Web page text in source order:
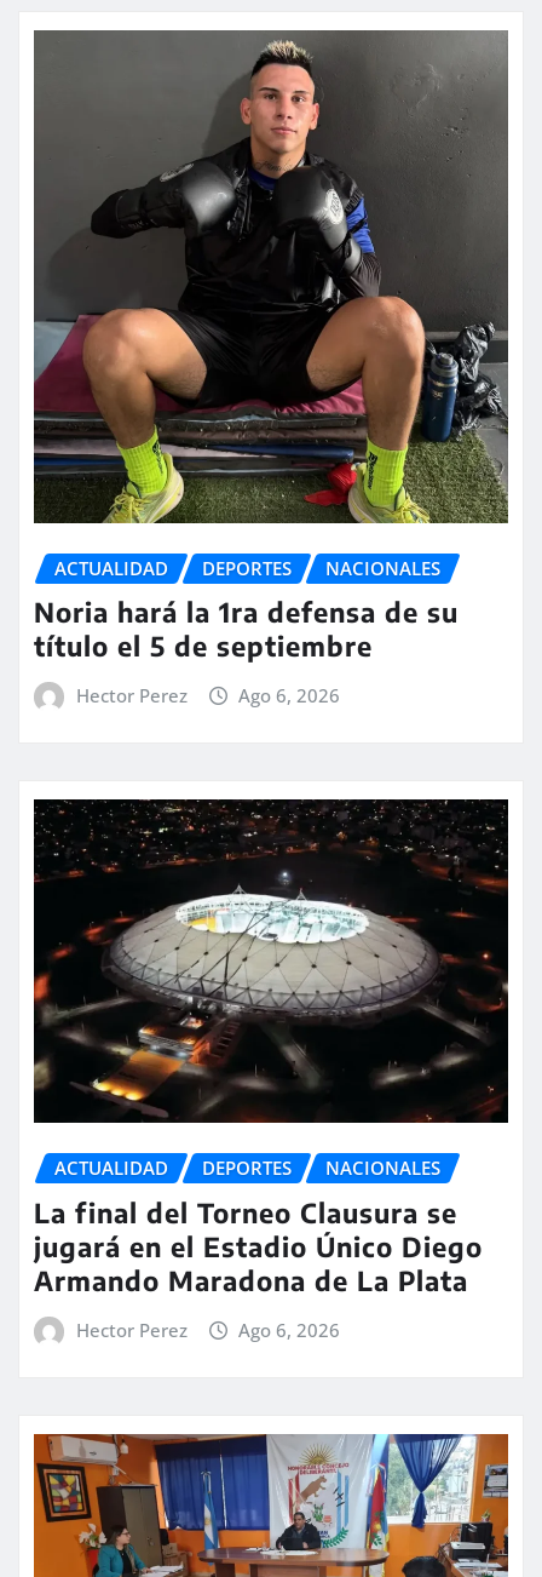
ACTUALIDAD DEPORTES NACIONALES
Noria hará la 1ra defensa de su
título el 5 de septiembre
Hector Perez Ago 6, 2026
ACTUALIDAD DEPORTES NACIONALES
La final del Torneo Clausura se
jugará en el Estadio Único Diego
Armando Maradona de La Plata
Hector Perez Ago 6, 2026